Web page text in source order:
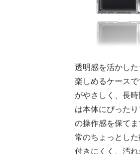
透明感を活かし
楽しめるケース
がやさしく、長
は本体にぴった
の操作感を保て
常のちょっとし
付きにくく、汚